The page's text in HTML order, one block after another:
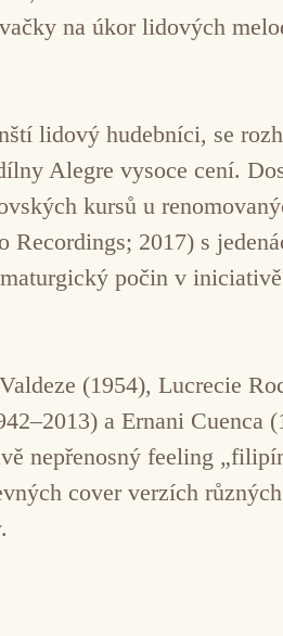
na úkor lidových
lidový hudebníci, se
Alegre vysoce cení.
kursů u
Recordings; 2017) s
počin v
(1954), Lucrecie
a Ernani Cuenca
nepřenosný feeling
cover verzích